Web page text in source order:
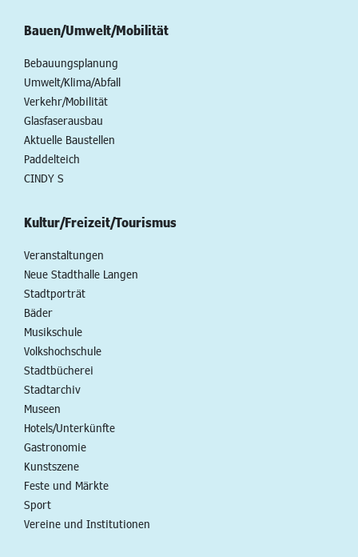
Bauen/Umwelt/Mobilität
Bebauungsplanung
Umwelt/Klima/Abfall
Verkehr/Mobilität
Glasfaserausbau
Aktuelle Baustellen
Paddelteich
CINDY S
Kultur/Freizeit/Tourismus
Veranstaltungen
Neue Stadthalle Langen
Stadtporträt
Bäder
Musikschule
Volkshochschule
Stadtbücherei
Stadtarchiv
Museen
Hotels/Unterkünfte
Gastronomie
Kunstszene
Feste und Märkte
Sport
Vereine und Institutionen